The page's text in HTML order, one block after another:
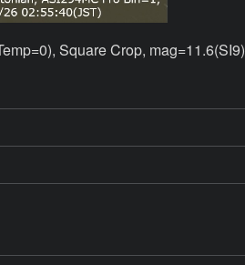
Square Crop, mag=11.6(SI9)